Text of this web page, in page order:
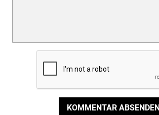
KOMMENTAR ABSENDEN